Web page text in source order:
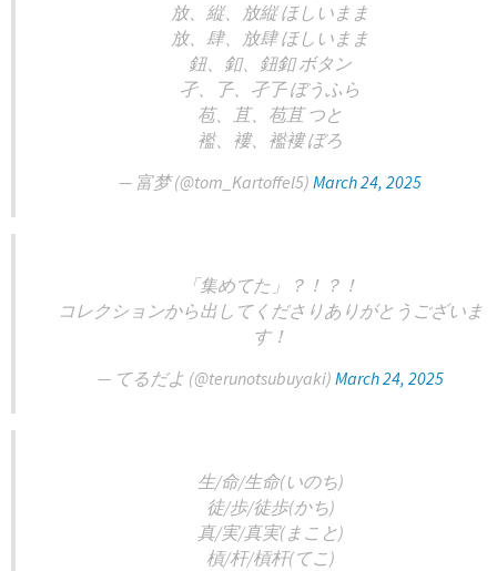
放、縦、放縦 ほしいまま
放、肆、放肆 ほしいまま
鈕、釦、鈕釦 ボタン
孑、孒、孑孒 ぼうふら
苞、苴、苞苴 つと
襤、褸、襤褸 ぼろ
— 富梦 (@tom_Kartoffel5) March 24, 2025
「集めてた」？！？！
コレクションから出してくださりありがとうございま
す！
— てるだよ (@terunotsubuyaki) March 24, 2025
生/命/生命(いのち)
徒/歩/徒歩(かち)
真/実/真実(まこと)
槓/杆/槓杆(てこ)